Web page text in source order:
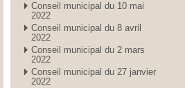
Conseil municipal du 10 mai
2022
Conseil municipal du 8 avril
2022
Conseil municipal du 2 mars
2022
Conseil municipal du 27 janvier
2022